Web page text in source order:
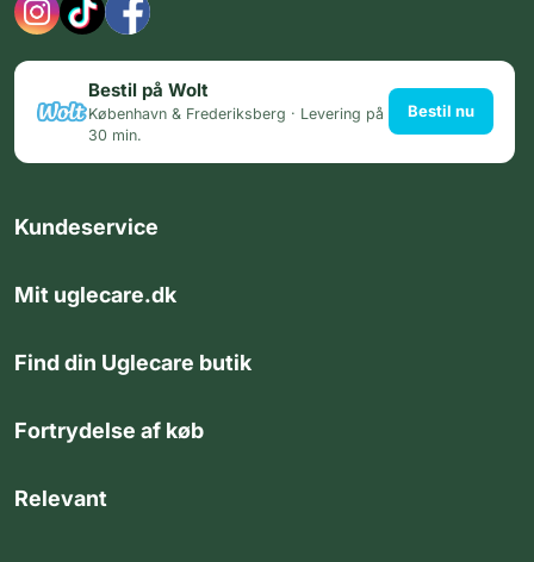
Bestil på Wolt
København & Frederiksberg · Levering på
30 min.
Bestil nu
Kundeservice
Mit uglecare.dk
Find din Uglecare butik
Fortrydelse af køb
Relevant